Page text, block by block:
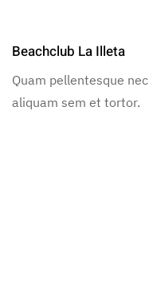
Beachclub La Illeta
Quam pellentesque
aliquam sem et tortor.